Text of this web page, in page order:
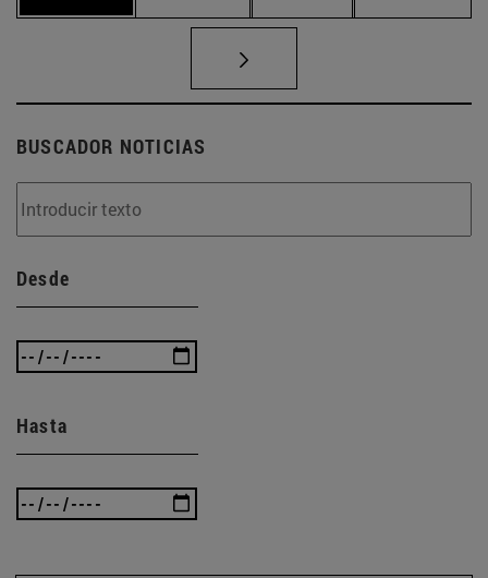
BUSCADOR NOTICIAS
Desde
Hasta